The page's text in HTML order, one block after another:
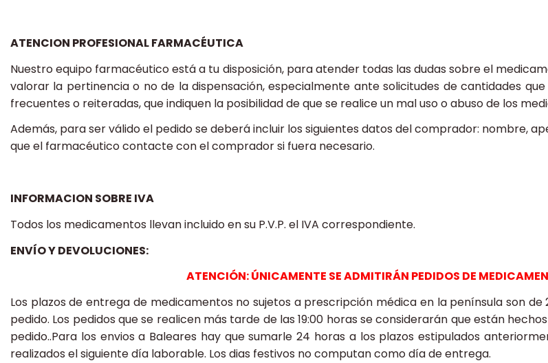
ATENCION PROFESIONAL FARMACÉUTICA
Nuestro equipo farmacéutico está a tu disposición, para atender todas las dudas sobre el
valorar la pertinencia o no de la dispensación, especialmente ante solicitudes de cantidades
frecuentes o reiteradas, que indiquen la posibilidad de que se realice un mal uso o abuso de los
Además, para ser válido el pedido se deberá incluir los siguientes datos del comprador: nombre,
que el farmacéutico contacte con el comprador si fuera necesario.
INFORMACION SOBRE IVA
Todos los medicamentos llevan incluido en su P.V.P. el IVA correspondiente.
ENVÍO Y DEVOLUCIONES:
ATENCIÓN: ÚNICAMENTE SE ADMITIRÁN PEDIDOS DE
Los plazos de entrega de medicamentos no sujetos a prescripción médica en la península son
pedido. Los pedidos que se realicen más tarde de las 19:00 horas se considerarán que están
pedido..Para los envios a Baleares hay que sumarle 24 horas a los plazos estipulados
realizados el siguiente día laborable. Los dias festivos no computan como día de entrega.